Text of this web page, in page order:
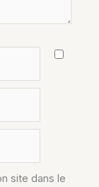
site dans le